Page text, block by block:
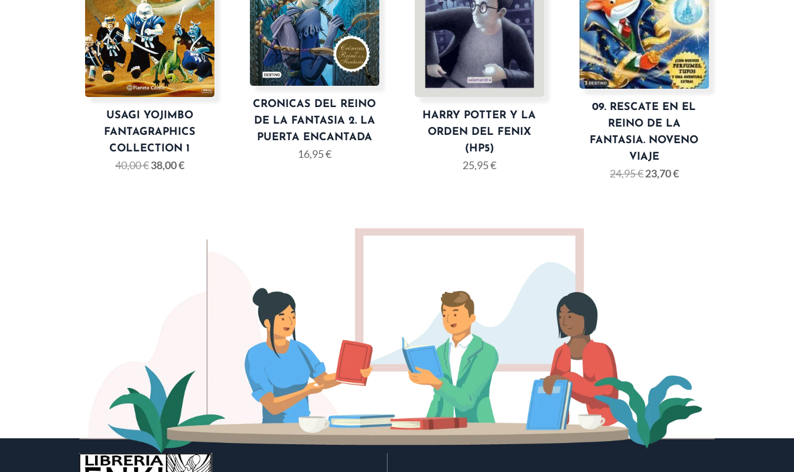
USAGI YOJIMBO
FANTAGRAPHICS
COLLECTION 1
40,00€38,00€
CRONICAS DEL REINO
DE LA FANTASIA 2. LA
PUERTA ENCANTADA
16,95€
HARRY POTTER Y LA
ORDEN DEL FENIX
(HP5)
25,95€
09. RESCATE EN EL
REINO DE LA
FANTASIA. NOVENO
VIAJE
24,95€23,70€